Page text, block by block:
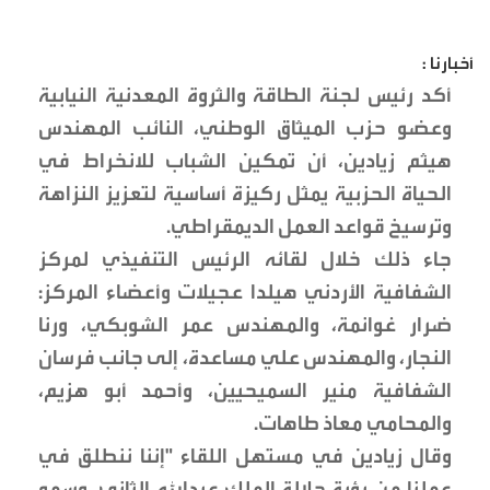
أخبارنا :
أكد رئيس لجنة الطاقة والثروة المعدنية النيابية
وعضو حزب الميثاق الوطني، النائب المهندس
هيثم زيادين، أن تمكين الشباب للانخراط في
الحياة الحزبية يمثل ركيزة أساسية لتعزيز النزاهة
وترسيخ قواعد العمل الديمقراطي.
جاء ذلك خلال لقائه الرئيس التنفيذي لمركز
الشفافية الأردني هيلدا عجيلات وأعضاء المركز:
ضرار غوانمة، والمهندس عمر الشوبكي، ورنا
النجار، والمهندس علي مساعدة، إلى جانب فرسان
الشفافية منير السميحيين، وأحمد أبو هزيم،
والمحامي معاذ طاهات.
وقال زيادين في مستهل اللقاء "إننا ننطلق في